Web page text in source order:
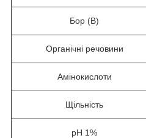
Бор (B)
Органічні речовини
Амінокислоти
Щільність
рН 1%